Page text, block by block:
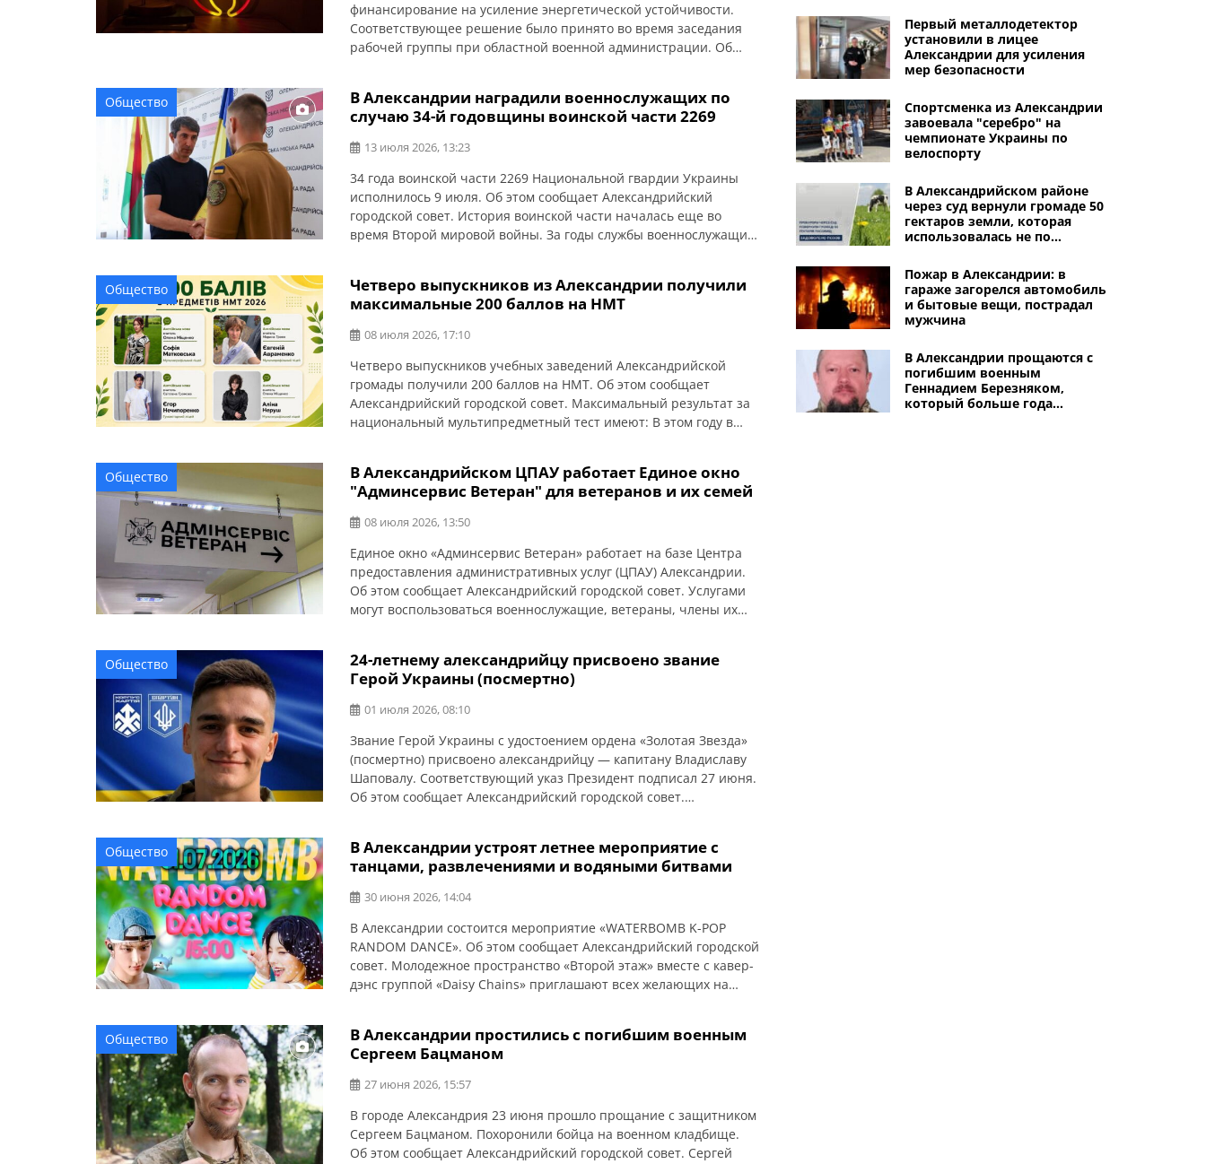
финансирование на усиление энергетической устойчивости.
Соответствующее решение было принято во время заседания
рабочей группы при областной военной администрации. Об
государственного бюджета. Средства будут направлены на
мероприятия, которые помогут учебным заведениям стабильно
работать в осенне-зимний период. При […]
Общество
В Александрии наградили военнослужащих по
случаю 34-й годовщины воинской части 2269
13 июля 2026, 13:23
34 года воинской части 2269 Национальной гвардии Украины
исполнилось 9 июля. Об этом сообщает Александрийский
городской совет. История воинской части началась еще во
время Второй мировой войны. За годы службы военнослужащие
спасательных операциях и других ответственных миссиях. По
случаю годовщины в городском совете […]
Общество
Четверо выпускников из Александрии получили
максимальные 200 баллов на НМТ
08 июля 2026, 17:10
Четверо выпускников учебных заведений Александрийской
громады получили 200 баллов на НМТ. Об этом сообщает
Александрийский городской совет. Максимальный результат за
национальный мультипредметный тест имеют: В этом году в
получили свидетельства с отличием. Полное общее среднее
образование получили 432 выпускника, из них […]
Общество
В Александрийском ЦПАУ работает Единое окно
"Админсервис Ветеран" для ветеранов и их семей
08 июля 2026, 13:50
Единое окно «Админсервис Ветеран» работает на базе Центра
предоставления административных услуг (ЦПАУ) Александрии.
Об этом сообщает Александрийский городской совет. Услугами
могут воспользоваться военнослужащие, ветераны, члены их
хаба принимает ежедневно с 8:00 до 17:00. Другие специалисты
— по понедельникам и средам с […]
Общество
24-летнему александрийцу присвоено звание
Герой Украины (посмертно)
01 июля 2026, 08:10
Звание Герой Украины с удостоением ордена «Золотая Звезда»
(посмертно) присвоено александрийцу — капитану Владиславу
Шаповалу. Соответствующий указ Президент подписал 27 июня.
Об этом сообщает Александрийский городской совет.
Харьковскую область, затем выполнял боевые задания на
Бахмутском направлении. Командуя ротой, он неоднократно
отражал атаки врага. Также […]
Общество
В Александрии устроят летнее мероприятие с
танцами, развлечениями и водяными битвами
30 июня 2026, 14:04
В Александрии состоится мероприятие «WATERBOMB K-POP
RANDOM DANCE». Об этом сообщает Александрийский городской
совет. Молодежное пространство «Второй этаж» вместе с кавер-
дэнс группой «Daisy Chains» приглашают всех желающих на
парк Шевченко, возле фонтана Участие: бесплатное Участников
ждут: Кроме того, […]
Общество
В Александрии простились с погибшим военным
Сергеем Бацманом
27 июня 2026, 15:57
В городе Александрия 23 июня прошло прощание с защитником
Сергеем Бацманом. Похоронили бойца на военном кладбище.
Об этом сообщает Александрийский городской совет. Сергей
Первый металлодетектор
установили в лицее
Александрии для усиления
мер безопасности
Спортсменка из Александрии
завоевала "серебро" на
чемпионате Украины по
велоспорту
В Александрийском районе
через суд вернули громаде 50
гектаров земли, которая
использовалась не по
Пожар в Александрии: в
гараже загорелся автомобиль
и бытовые вещи, пострадал
мужчина
В Александрии прощаются с
погибшим военным
Геннадием Березняком,
который больше года